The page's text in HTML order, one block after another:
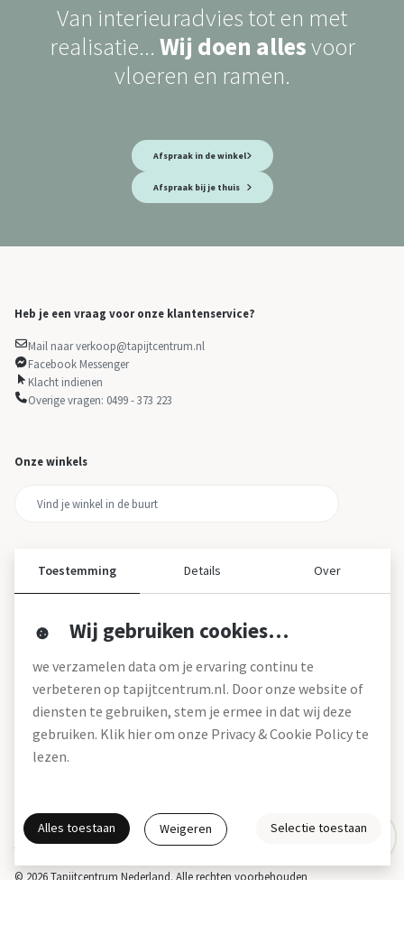
Van interieuradvies tot en met
realisatie... Wij doen allesvoor
vloeren en ramen.
Afspraak in de winkel
Afspraak bij je thuis
Heb je een vraag voor onze klantenservice?
Mail naar verkoop@tapijtcentrum.nl
Facebook Messenger
Klacht indienen
Overige vragen: 0499 - 373 223
Onze winkels
Over tapijtcentrum
Werken bij
Montageservice
Blog
© 2026 Tapijtcentrum Nederland. Alle rechten voorbehouden
Actie- en betalingsvoorwaarden * Disclaimer
Gratis interieuradvies
Toestemming Details Over
Wij gebruiken cookies…
we verzamelen data om je ervaring continu te
verbeteren op tapijtcentrum.nl. Door onze website of
diensten te gebruiken, stem je ermee in dat wij deze
gebruiken. Klik hier om onze Privacy & Cookie Policy te
lezen.
Alles toestaan Weigeren Selectie toestaan